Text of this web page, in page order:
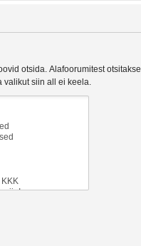
otsida. Alafoorumitest otsitakse
valikut siin all ei keela.